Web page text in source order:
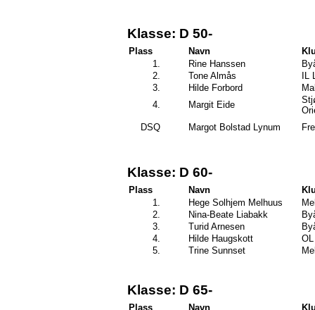
Klasse: D 50-
Plass Navn
1.
Rine Hanssen
2.
Tone Almås
IL
3.
Hilde Forbord
4.
Margit Eide
DSQ
Margot Bolstad Lynum
Klasse: D 60-
Plass Navn
1.
Hege Solhjem Melhuus
2.
Nina-Beate Liabakk
3.
Turid Arnesen
4.
Hilde Haugskott
5.
Trine Sunnset
Klasse: D 65-
Plass Navn